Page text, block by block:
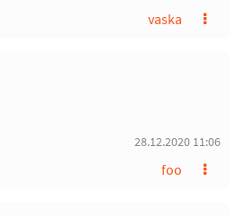
vaska
28.12.2020 11:06
foo